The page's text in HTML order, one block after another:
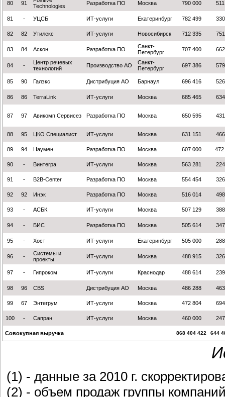
80 91
Technologies
Разработка ПО Москва 790 000
81 - УЦСБ ИТ-услуги Екатеринбург 782 499
82 82 Утилекс ИТ-услуги Новосибирск 712 335
83 84 Аскон Разработка ПО
Санкт-
Петербург
707 400
84 -
Центр речевых
технологий
Производство АО
Санкт-
Петербург
697 386
85 90 Галэкс Дистрибуция АО Барнаул 696 416
86 86 TerraLink ИТ-услуги Москва 685 465
87 97 Авикомп Сервисез Разработка ПО Москва 650 595
88 95 ЦКО Специалист ИТ-услуги Москва 631 151
89 94 Наумен Разработка ПО Москва 607 000
90 - Винтегра ИТ-услуги Москва 563 281
91 - B2B-Center Разработка ПО Москва 554 454
92 92 Инэк Разработка ПО Москва 516 014
93 - АСБК ИТ-услуги Москва 507 129
94 - БИС Разработка ПО Москва 505 614
95 - Хост ИТ-услуги Екатеринбург 505 000
96 -
Cистемы и
проекты
ИТ-услуги Москва 488 915
97 - Гипроком ИТ-услуги Краснодар 488 614
98 96 CBS Дистрибуция АО Москва 486 288
99 67 Энтегрум ИТ-услуги Москва 472 804
100 - Сапран ИТ-услуги Москва 460 000
Совокупная выручка 868 404 422 644
(1) - данные за 2010 г.
(2) - объем продаж группы